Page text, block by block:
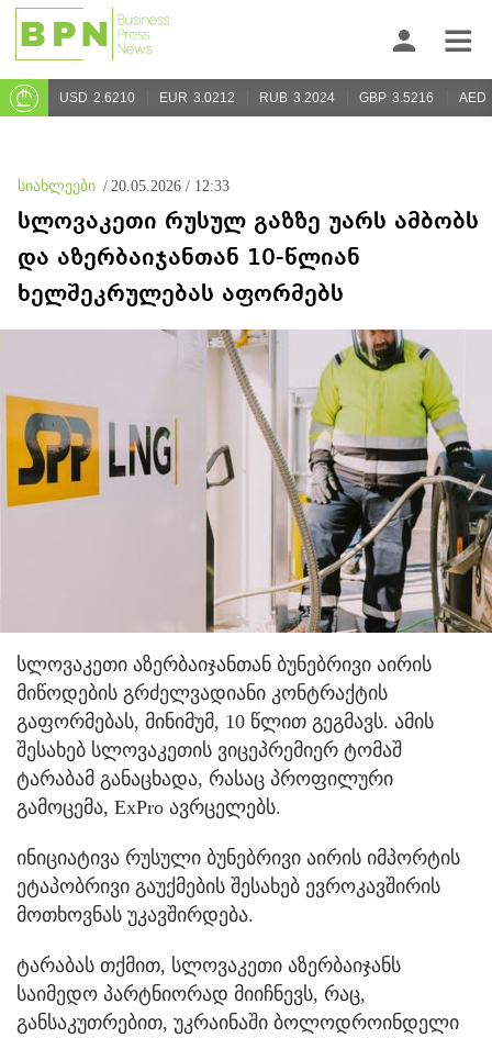
USD 2.6210 EUR 3.0212 RUB 3.2024 GBP 3.5216 AED
სიახლეები / 20.05.2026 / 12:33
სლოვაკეთი რუსულ გაზზე უარს ამბობს
და აზერბაიჯანთან 10-წლიან
ხელშეკრულებას აფორმებს
სლოვაკეთი აზერბაიჯანთან ბუნებრივი აირის
მიწოდების გრძელვადიანი კონტრაქტის
გაფორმებას, მინიმუმ, 10 წლით გეგმავს. ამის
შესახებ სლოვაკეთის ვიცეპრემიერ ტომაშ
ტარაბამ განაცხადა, რასაც პროფილური
გამოცემა, ExPro ავრცელებს.
ინიციატივა რუსული ბუნებრივი აირის იმპორტის
ეტაპობრივი გაუქმების შესახებ ევროკავშირის
მოთხოვნას უკავშირდება.
ტარაბას თქმით, სლოვაკეთი აზერბაიჯანს
საიმედო პარტნიორად მიიჩნევს, რაც,
განსაკუთრებით, უკრაინაში ბოლოდროინდელი